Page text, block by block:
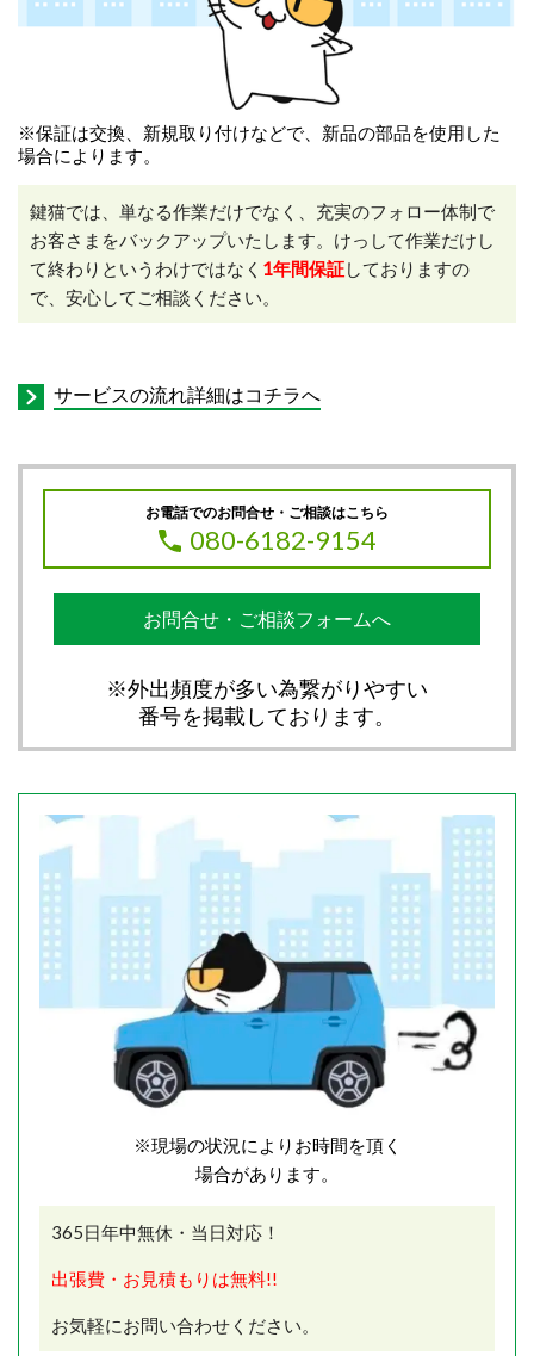
※保証は交換、新規取り付けなどで、新品の部品を使用した
場合によります。
鍵猫では、単なる作業だけでなく、充実のフォロー体制で
お客さまをバックアップいたします。けっして作業だけし
て終わりというわけではなく 1年間保証しておりますの
で、安心してご相談ください。
サービスの流れ詳細はコチラへ
お電話でのお問合せ・ご相談はこちら
080-6182-9154
お問合せ・ご相談フォームへ
※外出頻度が多い為繋がりやすい
番号を掲載しております。
※現場の状況によりお時間を頂く
場合があります。
365日年中無休・当日対応！
出張費・お見積もりは無料!!
お気軽にお問い合わせください。